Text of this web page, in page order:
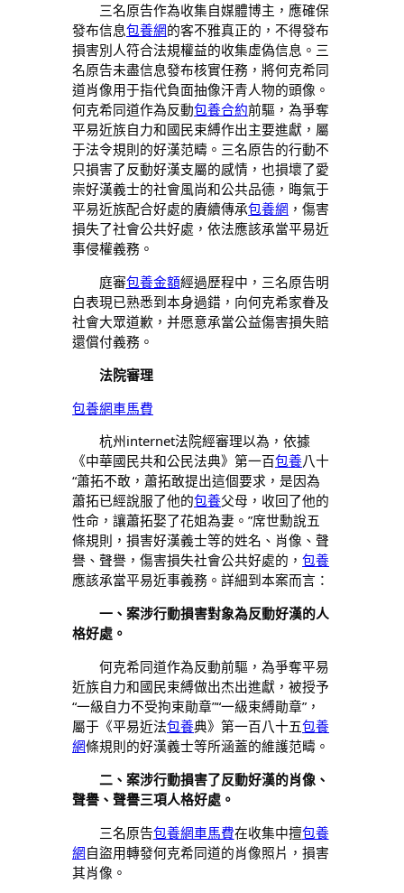
三名原告作為收集自媒體博主，應確保
發布信息包養網的客不雅真正的，不得發布
損害別人符合法規權益的收集虛偽信息。三
名原告未盡信息發布核實任務，將何克希同
道肖像用于指代負面抽像汗青人物的頭像。
何克希同道作為反動包養合約前驅，為爭奪
平易近族自力和國民束縛作出主要進獻，屬
于法令規則的好漢范疇。三名原告的行動不
只損害了反動好漢支屬的感情，也損壞了愛
崇好漢義士的社會風尚和公共品德，晦氣于
平易近族配合好處的賡續傳承包養網 ，傷害
損失了社會公共好處，依法應該承當平易近
事侵權義務。
庭審包養金額經過歷程中，三名原告明
白表現已熟悉到本身過錯，向何克希家眷及
社會大眾道歉，并愿意承當公益傷害損失賠
還償付義務。
法院審理
包養網車馬費
杭州internet法院經審理以為，依據
《中華國民共和公民法典》第一百包養八十
“蕭拓不敢，蕭拓敢提出這個要求，是因為
蕭拓已經說服了他的包養父母，收回了他的
性命，讓蕭拓娶了花姐為妻。”席世勳說五
條規則，損害好漢義士等的姓名、肖像、聲
譽、聲譽，傷害損失社會公共好處的， 包養
應該承當平易近事義務。詳細到本案而言：
一、案涉行動損害對象為反動好漢的人
格好處。
何克希同道作為反動前驅，為爭奪平易
近族自力和國民束縛做出杰出進獻，被授予
“一級自力不受拘束勛章”“一級束縛勛章”，
屬于《平易近法包養典》第一百八十五包養
網條規則的好漢義士等所涵蓋的維護范疇。
二、案涉行動損害了反動好漢的肖像、
聲譽、聲譽三項人格好處。
三名原告包養網車馬費在收集中擅包養
網自盜用轉發何克希同道的肖像照片，損害
其肖像。